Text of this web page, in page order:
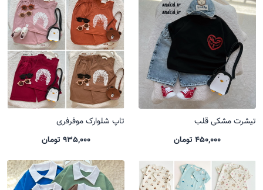
تیشرت مشکی قلب
450,000 تومان
تاپ شلوارک موفرفری
935,000 تومان